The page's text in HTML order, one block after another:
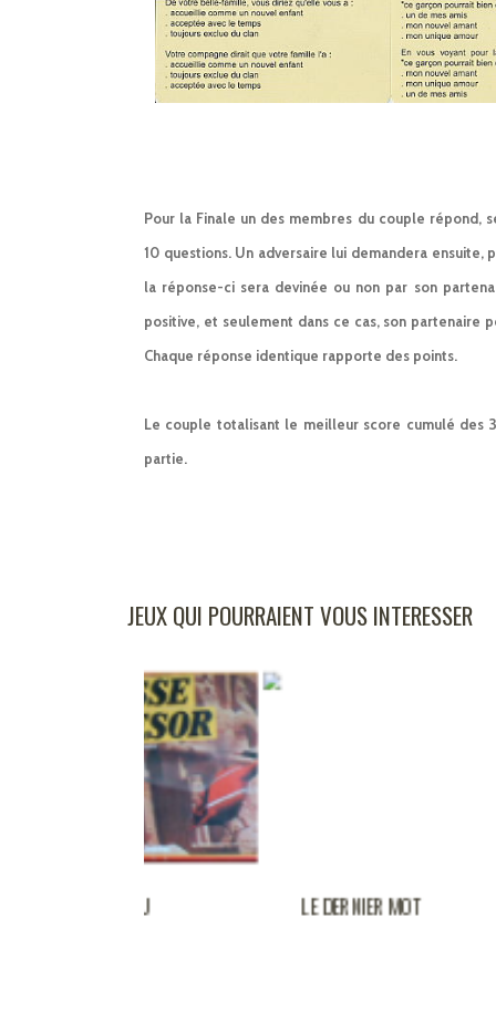
Pour la Finale un des membres du couple répond,
10 questions. Un adversaire lui demandera ensuite,
la réponse-ci sera devinée ou non par son
positive, et seulement dans ce cas, son partenaire
Chaque réponse identique rapporte des points.
Le couple totalisant le meilleur score cumulé des
partie.
JEUX QUI POURRAIENT VOUS INTERESSER
LE DERNIER MOT